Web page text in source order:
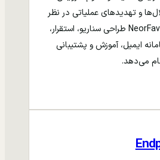
و تهدیدهای عملیاتی در نظر
گرفته شده است. NeorFava طراحی سناریو، استقرار،
ایمیل، آموزش و پشتیبانی